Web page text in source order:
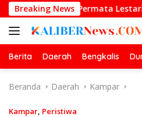
Langsung
ke
konten
Breaking News
Permata Lestari Tuai Reaksi
Berita Daerah Bengkalis
Beranda Daerah Kampar
Kampar, Peristiwa